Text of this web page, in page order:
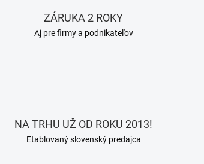
ZÁRUKA 2 ROKY
Aj pre firmy a podnikateľov
NA TRHU UŽ OD ROKU 2013!
Etablovaný slovenský predajca